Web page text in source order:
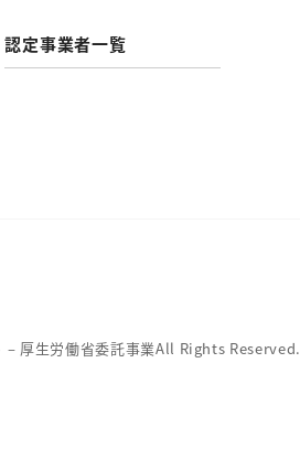
認定事業者一覧
– 厚生労働省委託事業All Rights Reserved.